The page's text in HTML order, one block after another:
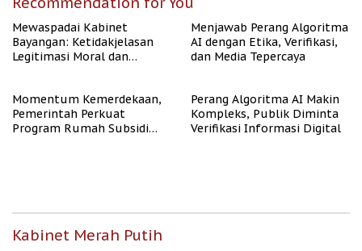
Mewaspadai Kabinet
Bayangan: Ketidakjelasan
Legitimasi Moral dan
Menjawab Perang Algoritma
AI dengan Etika, Verifikasi,
dan Media Tepercaya
Momentum Kemerdekaan,
Pemerintah Perkuat
Program Rumah Subsidi
Perang Algoritma AI Makin
Kompleks, Publik Diminta
Verifikasi Informasi Digital
Kabinet Merah Putih